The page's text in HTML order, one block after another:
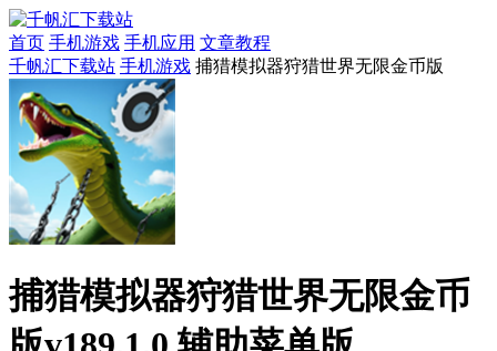
首页 手机游戏 手机应用 文章教程
千帆汇下载站 手机游戏 捕猎模拟器狩猎世界无限金币版
捕猎模拟器狩猎世界无限金币